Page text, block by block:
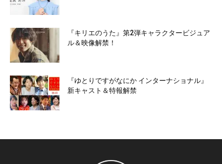
『キリエのうた』第2弾キャラクタービジュア
ル＆映像解禁！
『ゆとりですがなにか インターナショナル』
新キャスト＆特報解禁